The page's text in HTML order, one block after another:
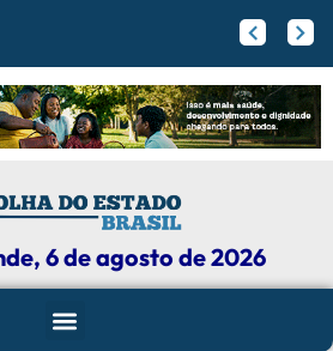
6 de agosto de 2026